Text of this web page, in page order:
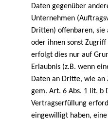
Daten gegenüber
Unternehmen
Dritten) offenbaren,
oder ihnen sonst
erfolgt dies nur auf
Erlaubnis (z.B. wenn
Daten an Dritte, wie an
gem. Art. 6 Abs. 1 lit. b
Vertragserfüllung
eingewilligt haben,